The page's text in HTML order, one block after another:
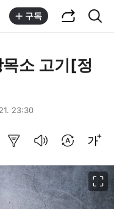
구독
소 고기[정
23:30